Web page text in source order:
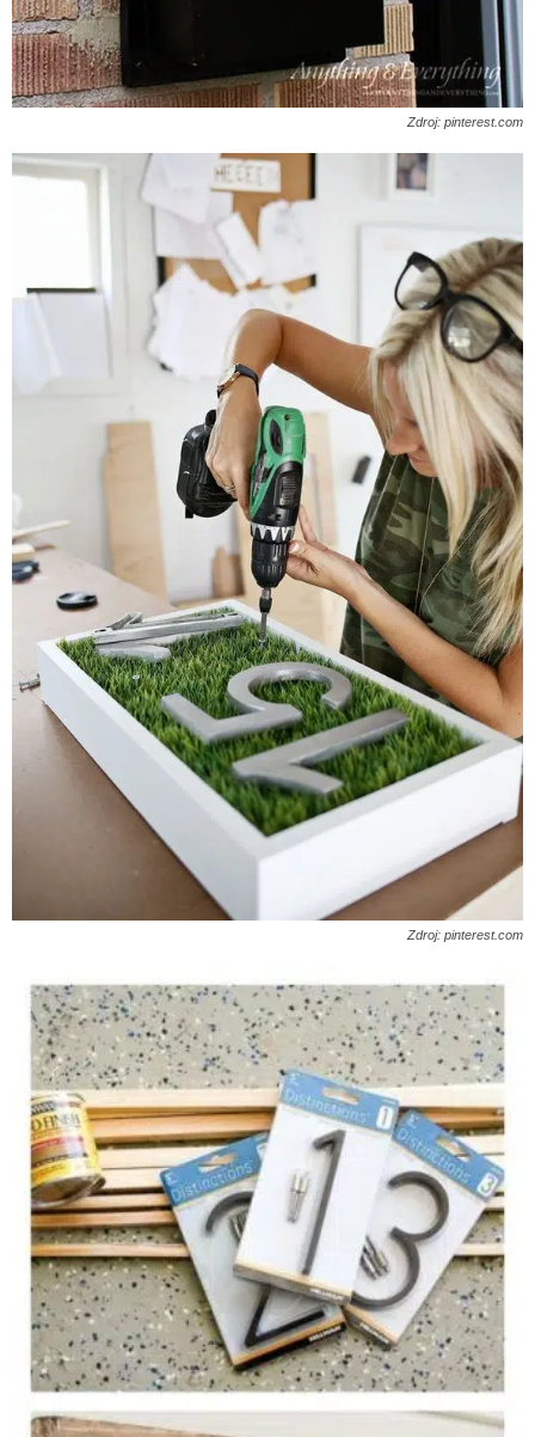
Zdroj: pinterest.com
Zdroj: pinterest.com